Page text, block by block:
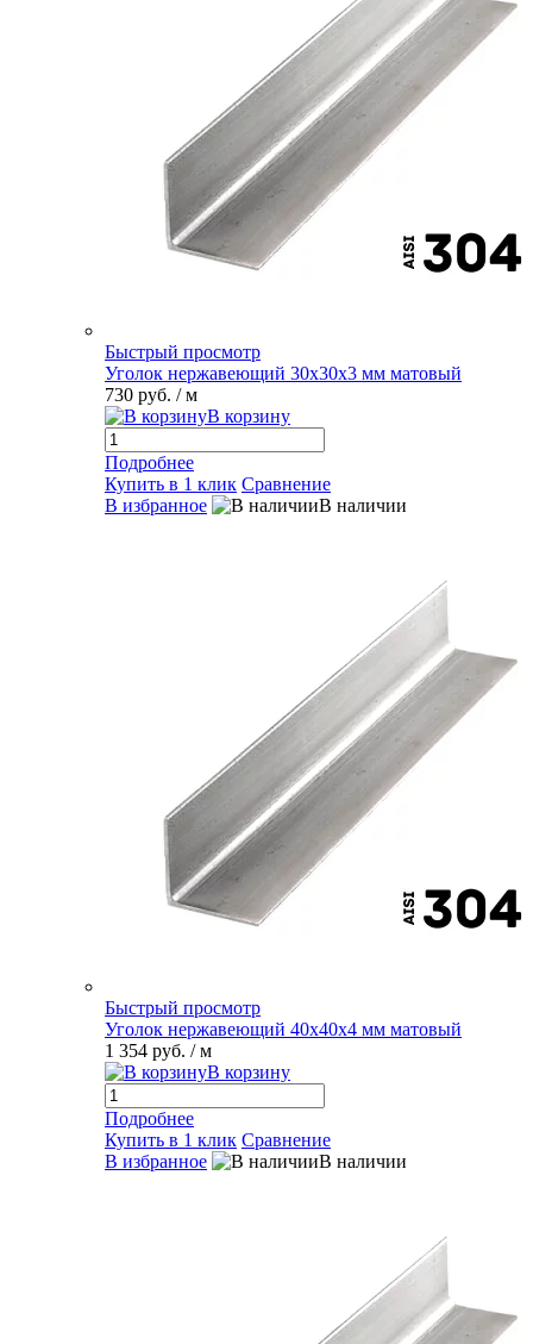
Быстрый просмотр
Уголок нержавеющий 30х30х3 мм матовый
730 руб. / м
В корзину
Подробнее
Купить в 1 клик Сравнение
В избранное
В наличии
Быстрый просмотр
Уголок нержавеющий 40х40х4 мм матовый
1 354 руб. / м
В корзину
Подробнее
Купить в 1 клик Сравнение
В избранное
В наличии